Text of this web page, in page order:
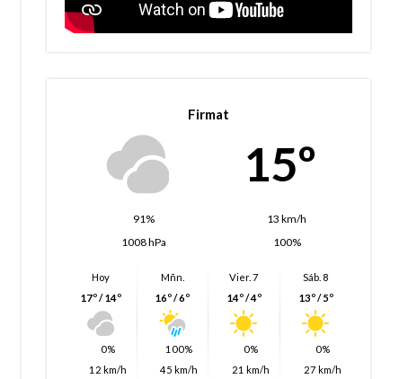
Firmat
15º
91%
13 km/h
1008 hPa
100%
Hoy
17º / 14º
0%
12 km/h
Mñn.
16º / 6º
100%
45 km/h
Vier. 7
14º / 4º
0%
21 km/h
Sáb. 8
13º / 5º
0%
27 km/h